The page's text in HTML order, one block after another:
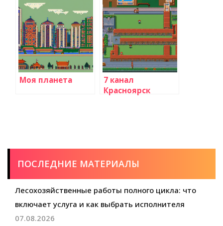
Моя планета
7 канал
Красноярск
ПОСЛЕДНИЕ МАТЕРИАЛЫ
Лесохозяйственные работы полного цикла: что
включает услуга и как выбрать исполнителя
07.08.2026